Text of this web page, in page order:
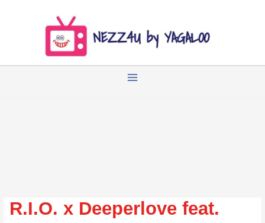
R.I.O. x Deeperlove feat.